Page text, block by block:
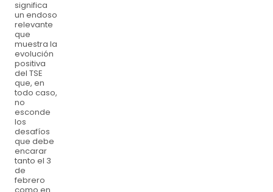
significa
un endoso
relevante
que
muestra la
evolución
positiva
del TSE
que, en
todo caso,
no
esconde
los
desafíos
que debe
encarar
tanto el 3
de
febrero